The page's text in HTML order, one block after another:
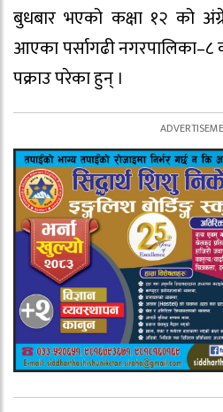
बुधबार भएको कक्षा १२ को
आएका पर्सागढी नगरपालिका–८
पक्राउ परेका हुन् ।